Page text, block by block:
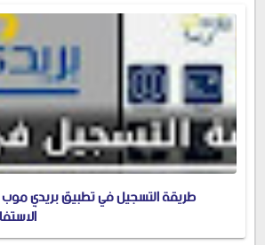
طريقة التسجيل في تطبيق بريدي